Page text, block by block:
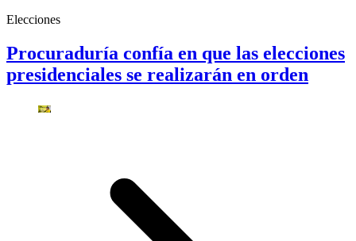
Elecciones
Procuraduría confía en que las elecciones
presidenciales se realizarán en orden